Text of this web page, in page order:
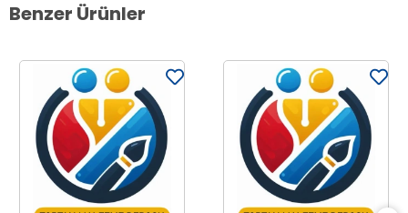
Benzer Ürünler